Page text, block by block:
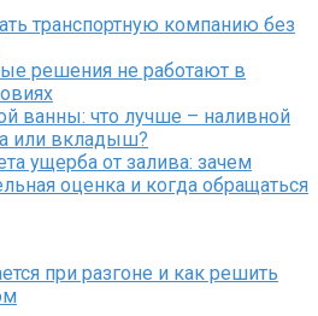
транспортную компанию без
решения не работают в
ванны: что лучше – наливной
или вкладыш?
ущерба от залива: зачем
оценка и когда обращаться
при разгоне и как решить